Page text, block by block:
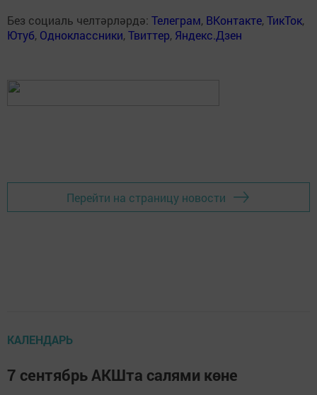
Без социаль челтәрләрдә: Телеграм, ВКонтакте,ТикТок,
Ютуб, Одноклассники,Твиттер, Яндекс.Дзен
Перейти на страницу новости
КАЛЕНДАРЬ
7 сентябрь АКШта салями көне